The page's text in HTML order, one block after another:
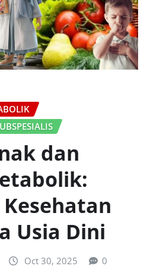
dan
Usia Dini
Oct 30, 2025 0